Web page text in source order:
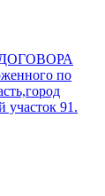
документов;
документов;
ипо
91.